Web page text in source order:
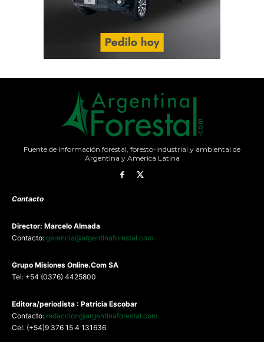
Fuente de información forestal, foresto-industrial y ambiental de
Argentina y América Latina
Contacto
Director: Marcelo Almada
Contacto: gerencia@argentinaforestal.com
Grupo Misiones Online.Com SA
Tel: +54 (0376) 4425800
Editora/periodista : Patricia Escobar
Contacto: redaccion@argentinaforestal.com
Cel: (+54)9 376 15 4 131636